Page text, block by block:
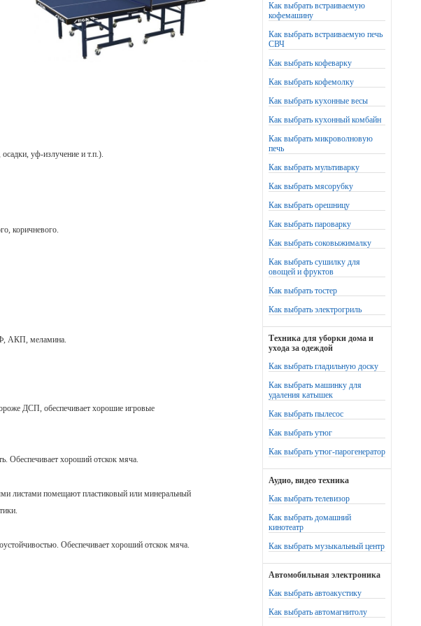
уф-излучение и т.п.).
коричневого.
АКП, меламина.
ДСП, обеспечивает хорошие игровые
Обеспечивает хороший отскок мяча.
листами помещают пластиковый или минеральный
Обеспечивает хороший отскок мяча.
Как выбрать встраиваемую
кофемашину
Как выбрать встраиваемую печь
СВЧ
Как выбрать кофеварку
Как выбрать кофемолку
Как выбрать кухонные весы
Как выбрать кухонный комбайн
Как выбрать микроволновую
печь
Как выбрать мультиварку
Как выбрать мясорубку
Как выбрать орешницу
Как выбрать пароварку
Как выбрать соковыжималку
Как выбрать сушилку для
овощей и фруктов
Как выбрать тостер
Как выбрать электрогриль
Техника для уборки дома и
ухода за одеждой
Как выбрать гладильную доску
Как выбрать машинку для
удаления катышек
Как выбрать пылесос
Как выбрать утюг
Как выбрать утюг-парогенератор
Аудио, видео техника
Как выбрать телевизор
Как выбрать домашний
кинотеатр
Как выбрать музыкальный центр
Автомобильная электроника
Как выбрать автоакустику
Как выбрать автомагнитолу